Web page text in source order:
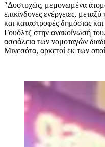
″Δυστυχώς, μεμονωμένα
επικίνδυνες ενέργειες,
και καταστροφές δημόσιας
Γουόλτζ στην ανακοίνωσή
ασφάλεια των νομοταγών
Μινεσότα, αρκετοί εκ των